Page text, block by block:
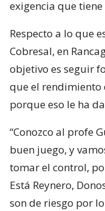
exigencia que tiene
Respecto a lo que
Cobresal, en
objetivo es seguir
que el rendimiento
porque eso le ha
“Conozco al profe
buen juego, y
tomar el control,
Está Reynero,
son de riesgo por